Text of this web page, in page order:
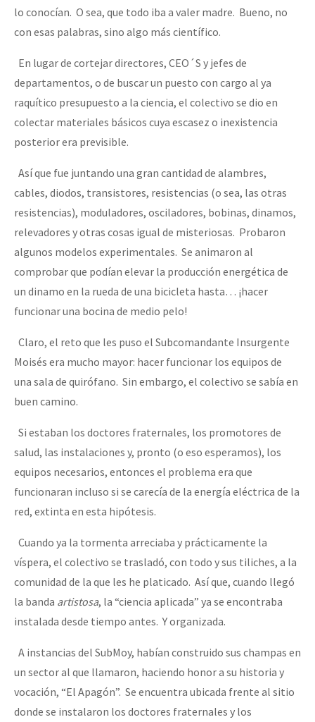
lo conocían. O sea, que todo iba a valer madre. Bueno, no
con esas palabras, sino algo más científico.
En lugar de cortejar directores, CEO´S y jefes de
departamentos, o de buscar un puesto con cargo al ya
raquítico presupuesto a la ciencia, el colectivo se dio en
colectar materiales básicos cuya escasez o inexistencia
posterior era previsible.
Así que fue juntando una gran cantidad de alambres,
cables, diodos, transistores, resistencias (o sea, las otras
resistencias), moduladores, osciladores, bobinas, dinamos,
relevadores y otras cosas igual de misteriosas. Probaron
algunos modelos experimentales. Se animaron al
comprobar que podían elevar la producción energética de
un dinamo en la rueda de una bicicleta hasta… ¡hacer
funcionar una bocina de medio pelo!
Claro, el reto que les puso el Subcomandante Insurgente
Moisés era mucho mayor: hacer funcionar los equipos de
una sala de quirófano. Sin embargo, el colectivo se sabía en
buen camino.
Si estaban los doctores fraternales, los promotores de
salud, las instalaciones y, pronto (o eso esperamos), los
equipos necesarios, entonces el problema era que
funcionaran incluso si se carecía de la energía eléctrica de la
red, extinta en esta hipótesis.
Cuando ya la tormenta arreciaba y prácticamente la
víspera, el colectivo se trasladó, con todo y sus tiliches, a la
comunidad de la que les he platicado. Así que, cuando llegó
la banda artistosa, la “ciencia aplicada” ya se encontraba
instalada desde tiempo antes. Y organizada.
A instancias del SubMoy, habían construido sus champas en
un sector al que llamaron, haciendo honor a su historia y
vocación, “El Apagón”. Se encuentra ubicada frente al sitio
donde se instalaron los doctores fraternales y los